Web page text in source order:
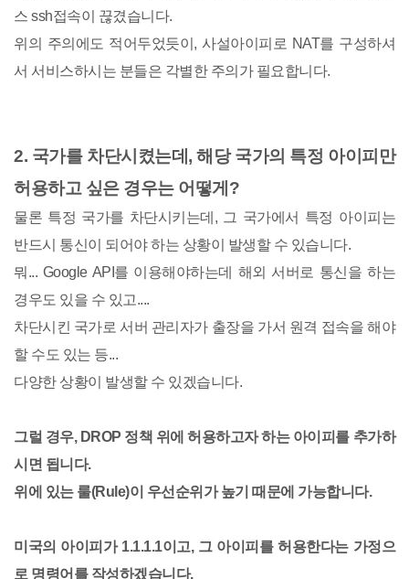
스 ssh접속이 끊겼습니다.
위의 주의에도 적어두었듯이, 사설아이피로 NAT를 구성하셔
서 서비스하시는 분들은 각별한 주의가 필요합니다.
2. 국가를 차단시켰는데, 해당 국가의 특정 아이피만
허용하고 싶은 경우는 어떻게?
물론 특정 국가를 차단시키는데, 그 국가에서 특정 아이피는
반드시 통신이 되어야 하는 상황이 발생할 수 있습니다.
뭐... Google API를 이용해야하는데 해외 서버로 통신을 하는
경우도 있을 수 있고....
차단시킨 국가로 서버 관리자가 출장을 가서 원격 접속을 해야
할 수도 있는 등...
다양한 상황이 발생할 수 있겠습니다.
그럴 경우, DROP 정책 위에 허용하고자 하는 아이피를 추가하
시면 됩니다.
위에 있는 룰(Rule)이 우선순위가 높기 때문에 가능합니다.
미국의 아이피가 1.1.1.1이고, 그 아이피를 허용한다는 가정으
로 명령어를 작성하겠습니다.